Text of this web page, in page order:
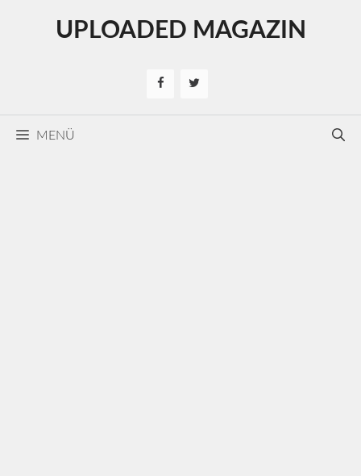
UPLOADED MAGAZIN
MENÜ